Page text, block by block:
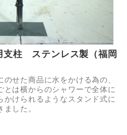
支柱 ステンレス製（福岡
せた商品に水をかける為の、
とは横からのシャワーで全体に
かけられるようなスタンド式に
した。